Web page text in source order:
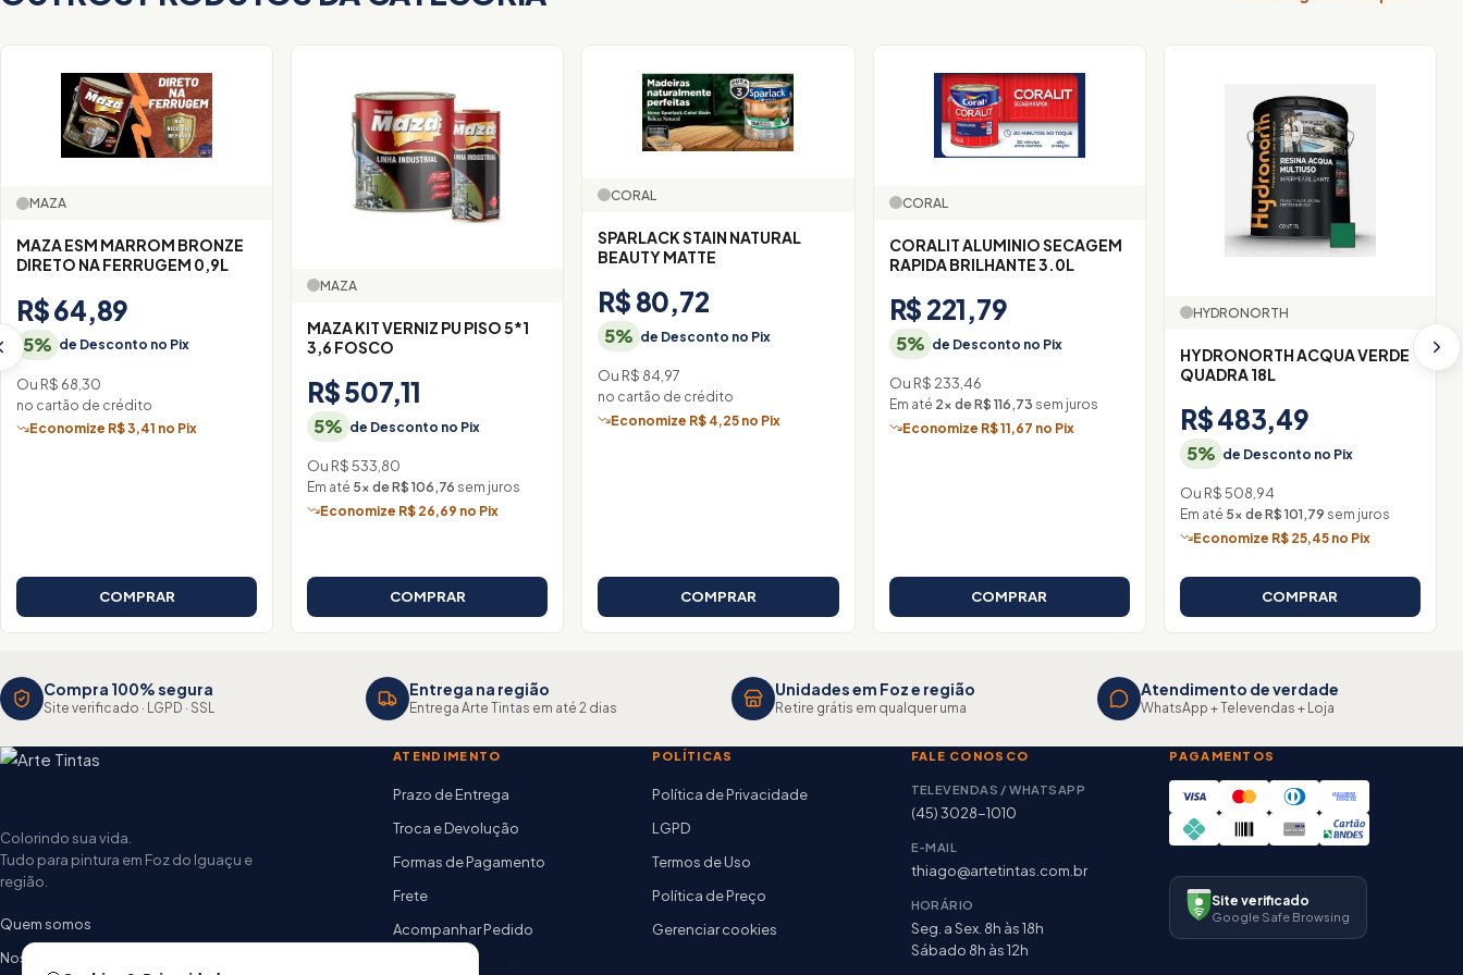
MAZA
MAZA ESM MARROM BRONZE
DIRETO NA FERRUGEM 0,9L
R$ 64,89
5% de Desconto no Pix
Ou R$ 68,30
no cartão de crédito
Economize R$ 3,41 no Pix
COMPRAR
MAZA
MAZA KIT VERNIZ PU PISO 5*1
3,6 FOSCO
R$ 507,11
5% de Desconto no Pix
Ou R$ 533,80
Em até 5× de R$ 106,76 sem juros
Economize R$ 26,69 no Pix
COMPRAR
CORAL
SPARLACK STAIN NATURAL
BEAUTY MATTE
R$ 80,72
5% de Desconto no Pix
Ou R$ 84,97
no cartão de crédito
Economize R$ 4,25 no Pix
COMPRAR
CORAL
CORALIT ALUMINIO SECAGEM
RAPIDA BRILHANTE 3.0L
R$ 221,79
5% de Desconto no Pix
Ou R$ 233,46
Em até 2× de R$ 116,73 sem juros
Economize R$ 11,67 no Pix
COMPRAR
HYDRONORTH
HYDRONORTH ACQUA VERDE
QUADRA 18L
R$ 483,49
5% de Desconto no Pix
Ou R$ 508,94
Em até 5× de R$ 101,79 sem juros
Economize R$ 25,45 no Pix
COMPRAR
Compra 100% segura
Site verificado · LGPD · SSL
Entrega na região
Entrega Arte Tintas em até 2 dias
Unidades em Foz e região
Retire grátis em qualquer uma
Atendimento de verdade
WhatsApp + Televendas + Loja
Colorindo sua vida.
Tudo para pintura em Foz do Iguaçu e
região.
Quem somos
Nossas lojas
ATENDIMENTO
Prazo de Entrega
Troca e Devolução
Formas de Pagamento
Frete
Acompanhar Pedido
POLÍTICAS
Política de Privacidade
LGPD
Termos de Uso
Política de Preço
Gerenciar cookies
FALE CONOSCO
TELEVENDAS / WHATSAPP
(45) 3028-1010
E-MAIL
thiago@artetintas.com.br
HORÁRIO
Seg. a Sex. 8h às 18h
Sábado 8h às 12h
PAGAMENTOS
Site verificado
Google Safe Browsing